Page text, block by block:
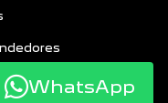
WhatsApp